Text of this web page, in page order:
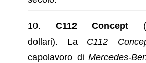
C112 Concept
dollari). La C112
capolavoro diMercedes-